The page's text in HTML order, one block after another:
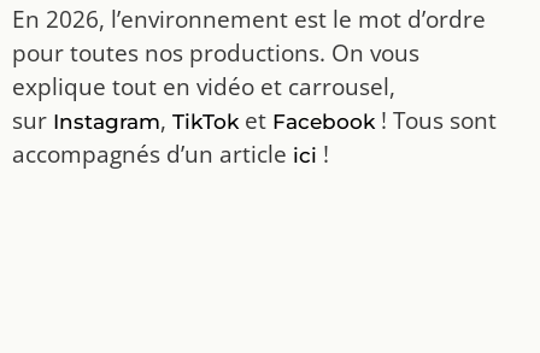
En 2026, l’environnement est le mot d’ordre
pour toutes nos productions. On vous
explique tout en vidéo et carrousel,
sur Instagram, TikToket Facebook! Tous sont
accompagnés d’un article ici !